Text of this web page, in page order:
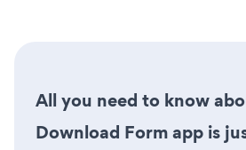
All you need to know
Download Form app is